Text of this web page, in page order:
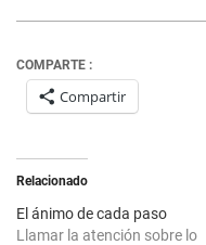
COMPARTE :
Compartir
Relacionado
El ánimo de cada paso
Llamar la atención sobre lo